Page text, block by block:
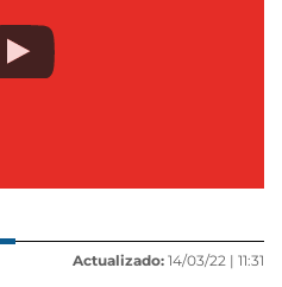
Actualizado: 14/03/22 | 11:31